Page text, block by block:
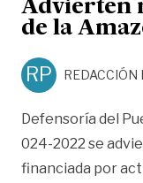
Advierten
de la
RP REDACCIÓN
Defensoría del
024-2022 se
financiada por